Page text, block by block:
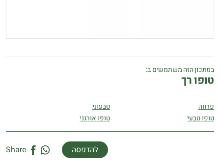
במתכון הזה משתמשים ב:
טופו רך
פרווה
טבעוני
טופו טבעי
טופו אורגני
Share להדפסה